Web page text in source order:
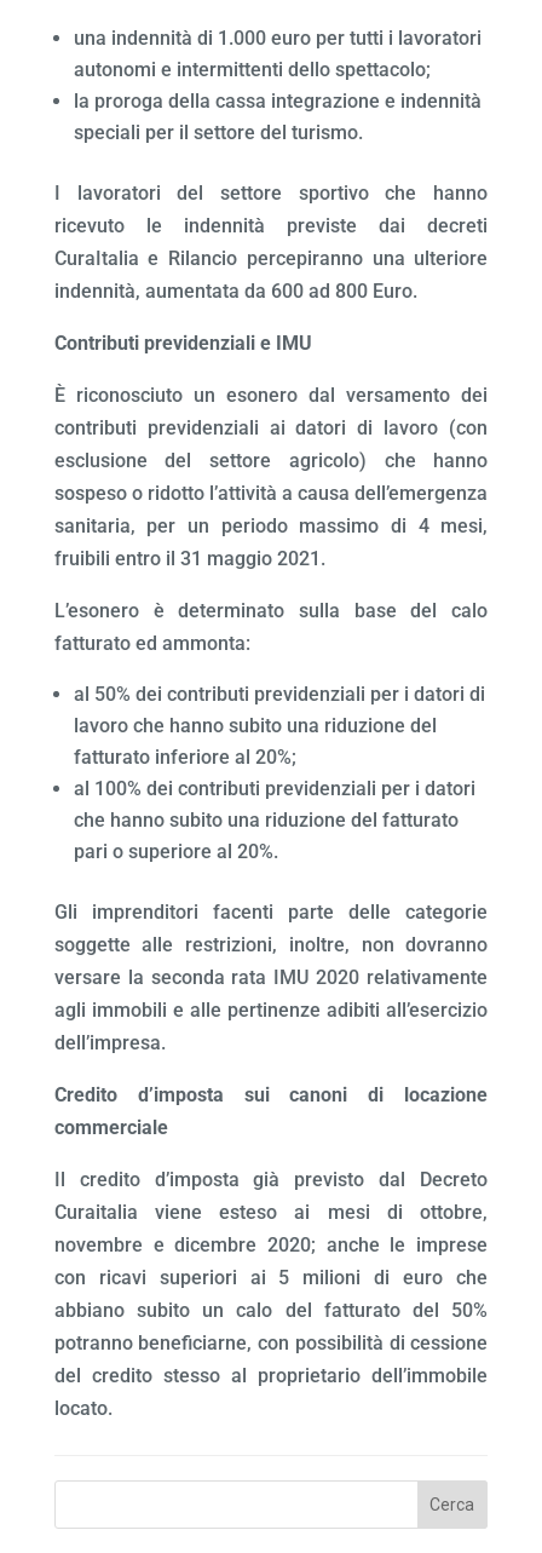
una indennità di 1.000 euro per tutti i lavoratori
autonomi e intermittenti dello spettacolo;
la proroga della cassa integrazione e indennità
speciali per il settore del turismo.
I lavoratori del settore sportivo che hanno
ricevuto le indennità previste dai decreti
CuraItalia e Rilancio percepiranno una ulteriore
indennità, aumentata da 600 ad 800 Euro.
Contributi previdenziali e IMU
È riconosciuto un esonero dal versamento dei
contributi previdenziali ai datori di lavoro (con
esclusione del settore agricolo) che hanno
sospeso o ridotto l’attività a causa dell’emergenza
sanitaria, per un periodo massimo di 4 mesi,
fruibili entro il 31 maggio 2021.
L’esonero è determinato sulla base del calo
fatturato ed ammonta:
al 50% dei contributi previdenziali per i datori di
lavoro che hanno subito una riduzione del
fatturato inferiore al 20%;
al 100% dei contributi previdenziali per i datori
che hanno subito una riduzione del fatturato
pari o superiore al 20%.
Gli imprenditori facenti parte delle categorie
soggette alle restrizioni, inoltre, non dovranno
versare la seconda rata IMU 2020 relativamente
agli immobili e alle pertinenze adibiti all’esercizio
dell’impresa.
Credito d’imposta sui canoni di locazione
commerciale
Il credito d’imposta già previsto dal Decreto
Curaitalia viene esteso ai mesi di ottobre,
novembre e dicembre 2020; anche le imprese
con ricavi superiori ai 5 milioni di euro che
abbiano subito un calo del fatturato del 50%
potranno beneficiarne, con possibilità di cessione
del credito stesso al proprietario dell’immobile
locato.